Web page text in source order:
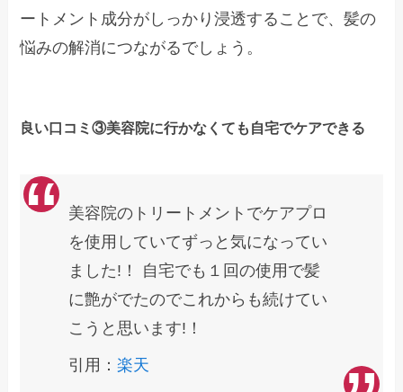
ートメント成分がしっかり浸透することで、髪の
悩みの解消につながるでしょう。
良い口コミ③美容院に行かなくても自宅でケアできる
美容院のトリートメントでケアプロ
を使用していてずっと気になってい
ました!！ 自宅でも１回の使用で髪
に艶がでたのでこれからも続けてい
こうと思います!！
引用：楽天